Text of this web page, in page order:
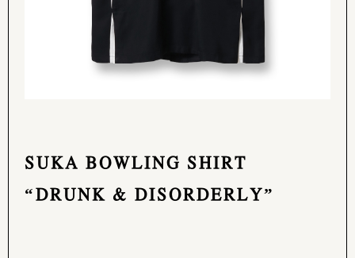
SUKA BOWLING SHIRT
“DRUNK & DISORDERLY”